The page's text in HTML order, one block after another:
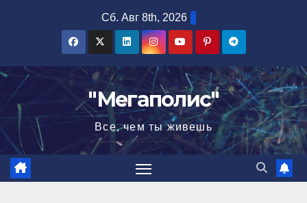
Сб. Авг 8th, 2026
"Мегаполис"
Все, чем ты живешь